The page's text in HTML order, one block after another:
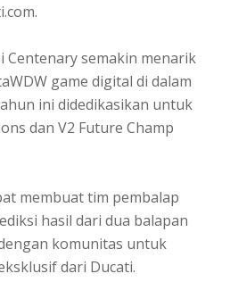
Centenary semakin menarik
game digital di dalam
ini didedikasikan untuk
dan V2 Future Champ
membuat tim pembalap
hasil dari dua balapan
komunitas untuk
dari Ducati.